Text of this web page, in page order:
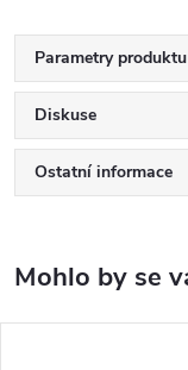
Parametry produktu
Diskuse
Ostatní informace